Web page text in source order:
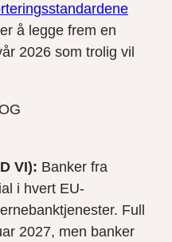
å legge frem en
2026 som trolig vil
VI): Banker fra
i hvert EU-
Full
2027, men banker